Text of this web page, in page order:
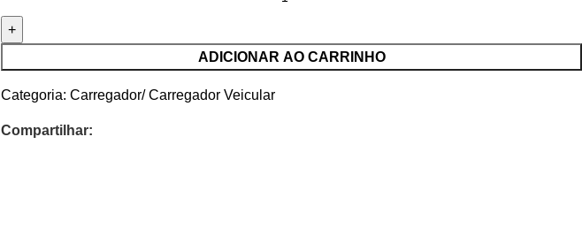
ADICIONAR AO CARRINHO
Categoria: Carregador/ Carregador Veicular
Compartilhar: